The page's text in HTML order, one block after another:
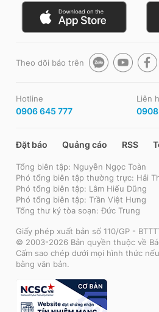
Theo dõi báo trên
Hotline
0906 645 777
Liên
Đặt báo Quảng cáo RSS
Tổng biên tập: Nguyễn Ngọc Toàn
Phó tổng biên tập thường trực: Hải
Phó tổng biên tập: Lâm Hiếu Dũng
Phó tổng biên tập: Trần Việt Hưng
Tổng thư ký tòa soạn: Đức Trung
Giấy phép xuất bản số 110/GP -
© 2003-2026 Bản quyền thuộc về
Cấm sao chép dưới mọi hình thức
bằng văn bản.